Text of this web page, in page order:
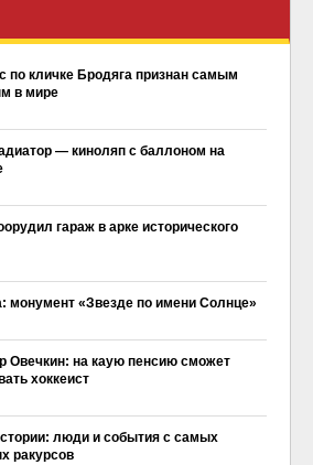
по кличке Бродяга признан самым
в мире
— киноляп с баллоном на
гараж в арке исторического
монумент «Звезде по имени Солнце»
Овечкин: на каую пенсию сможет
хоккеист
люди и события с самых
ракурсов